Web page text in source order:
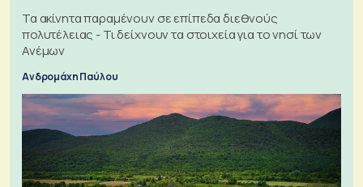
Τα ακίνητα παραμένουν σε επίπεδα διεθνούς
πολυτέλειας - Τι δείχνουν τα στοιχεία για το νησί των
Ανέμων
Ανδρομάχη Παύλου